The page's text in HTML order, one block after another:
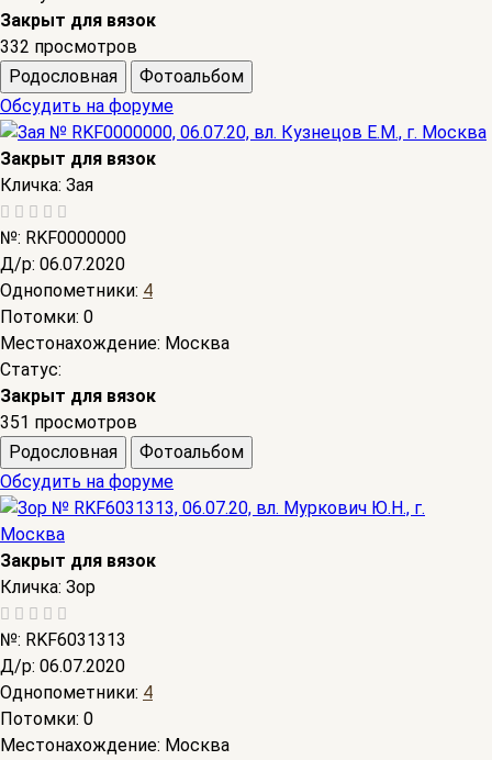
Закрыт для вязок
332 просмотров
Родословная
Фотоальбом
Обсудить на форуме
Закрыт для вязок
Кличка: Зая
№: RKF0000000
Д/р: 06.07.2020
Однопометники: 4
Потомки: 0
Местонахождение: Москва
Статус:
Закрыт для вязок
351 просмотров
Родословная
Фотоальбом
Обсудить на форуме
Закрыт для вязок
Кличка: Зор
№: RKF6031313
Д/р: 06.07.2020
Однопометники: 4
Потомки: 0
Местонахождение: Москва